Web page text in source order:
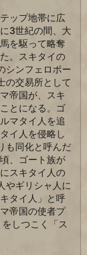
ップ地帯に広
3世紀の間、大
を駆って略奪
。スキタイの
シンフェロポー
の交易所として
帝国が、スキ
とになる。ゴ
マタイ人を追
イ人を侵略し
も同化と呼んだ
、ゴート族が
スキタイ人の
やギリシャ人に
タイ人」と呼
帝国の使者プ
しつこく「ス